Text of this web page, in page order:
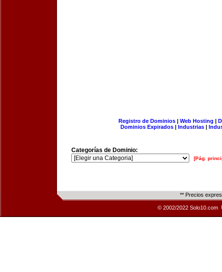
Registro de Dominios| Web Hosting |
Dominios Expirados | Industrias |
Categorías de Dominio:
[Pág.
** Precios
© 2002/2022 Solo10.com